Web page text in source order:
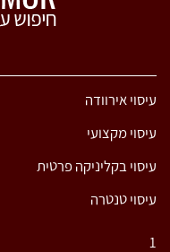
עיסוי אירוודה
עיסוי מקצועי
עיסוי בקליניקה פרטית
עיסוי טנטרה
1